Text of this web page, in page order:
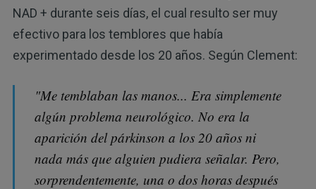
NAD + durante seis días, el cual resulto ser muy
efectivo para los temblores que había
experimentado desde los 20 años. Según Clement:
"Me temblaban las manos... Era simplemente
algún problema neurológico. No era la
aparición del párkinson a los 20 años ni
nada más que alguien pudiera señalar. Pero,
sorprendentemente, una o dos horas después